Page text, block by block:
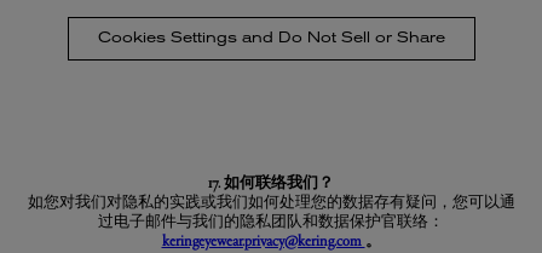
Cookies Settings and Do Not Sell or Share
17. 如何联络我们？
如您对我们对隐私的实践或我们如何处理您的数据存有疑问，您可以通
过电子邮件与我们的隐私团队和数据保护官联络：
keringeyewear.privacy@kering.com 。